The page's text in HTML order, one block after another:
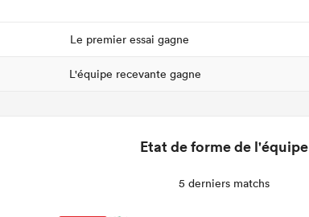
Le premier essai gagne
L'équipe recevante gagne
Etat de forme de l'équipe
5 derniers matchs